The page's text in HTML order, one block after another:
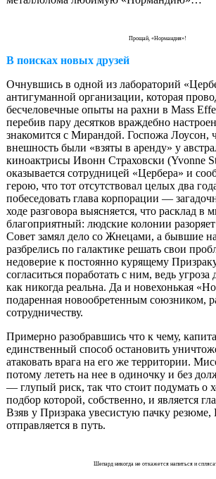
Прощай, «Нормандия»!
В поисках новых друзей
Очнувшись в одной из лабораторий
антигуманной организации, которая
бесчеловечные опыты на рахни в Mass
перебив пару десятков враждебно
знакомится с Мирандой. Госпожа Лоусон,
внешность были «взяты в аренду» у
киноактрисы Ивонн Страховски (Yvonne
оказывается сотрудницей «Цербера» и
герою, что тот отсутствовал целых два
побеседовать глава корпорации —
ходе разговора выясняется, что расклад в
благоприятный: людские колонии
Совет замял дело со Жнецами, а бывшие
разбрелись по галактике решать свои
недоверие к постоянно курящему
согласиться поработать с ним, ведь
как никогда реальна. Да и новехонькая
подаренная новообретенным союзником,
сотрудничеству.
Примерно разобравшись что к чему,
единственный способ остановить
атаковать врага на его же территории.
потому лететь на нее в одиночку и без
— глупый риск, так что стоит подумать о
подбор которой, собственно, и является
Взяв у Призрака увесистую пачку
отправляется в путь.
Шепард никогда не откажется напиться и